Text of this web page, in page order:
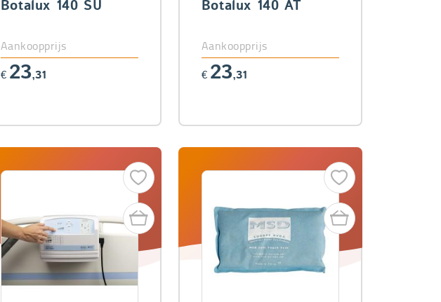
Botalux 140 SU
Aankoopprijs
€ 23,31
Botalux 140 AT
Aankoopprijs
€ 23,31